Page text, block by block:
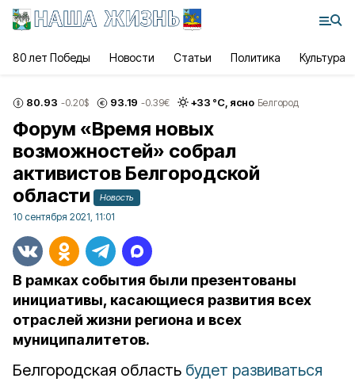
80 лет Победы Новости Статьи Политика Культура
80.93 -0.20$ 93.19 -0.39€ +33 °С, ясно Белгород
Форум «Время новых
возможностей» собрал
активистов Белгородской
области
Новость
10 сентября 2021, 11:01
В рамках события были презентованы
инициативы, касающиеся развития всех
отраслей жизни региона и всех
муниципалитетов.
Белгородская область будет развиваться